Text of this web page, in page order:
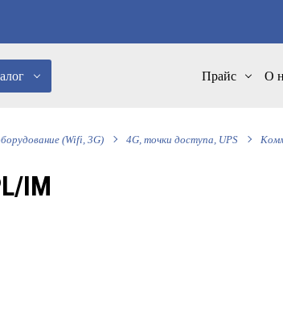
Прайс О
(Wifi, 3G) 4G, точки доступа, UPS
IM